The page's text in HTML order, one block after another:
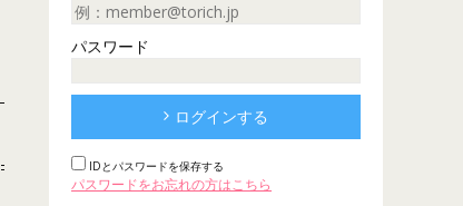
パスワード
ログインする
IDとパスワードを保存する
パスワードをお忘れの方はこちら